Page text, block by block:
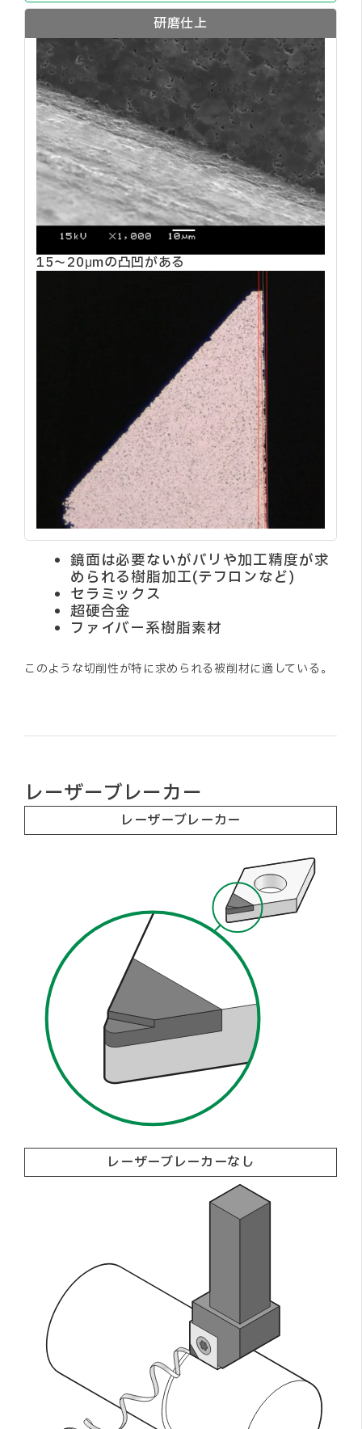
研磨仕上
15～20μmの凸凹がある
鏡面は必要ないがバリや加工精度が求
められる樹脂加工(テフロンなど)
セラミックス
超硬合金
ファイバー系樹脂素材
このような切削性が特に求められる被削材に適している。
レーザーブレーカー
レーザーブレーカー
レーザーブレーカーなし